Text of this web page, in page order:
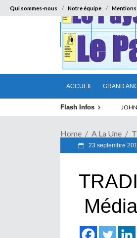
Qui sommes-nous Notre équipe Mentions
ACCUEIL GRAND
ACCUEIL GRAND ANGLE
Flash Infos
Home A La Une
23 septembre